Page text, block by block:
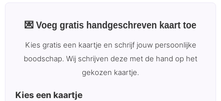
💌 Voeg gratis handgeschreven kaart toe
Kies gratis een kaartje en schrijf jouw persoonlijke
boodschap. Wij schrijven deze met de hand op het
gekozen kaartje.
Kies een kaartje